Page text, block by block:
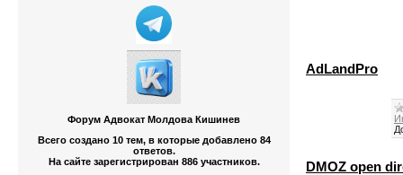
Форум Адвокат Молдова Кишинев
Всего создано 10 тем, в которые добавлено 84
ответов.
На сайте зарегистрирован 886 участников.
AdLandPro
DMOZ open